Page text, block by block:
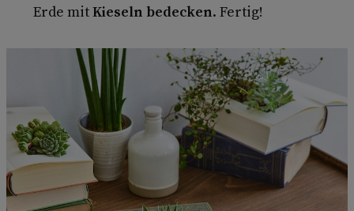
Erde mitKieseln bedecken. Fertig!